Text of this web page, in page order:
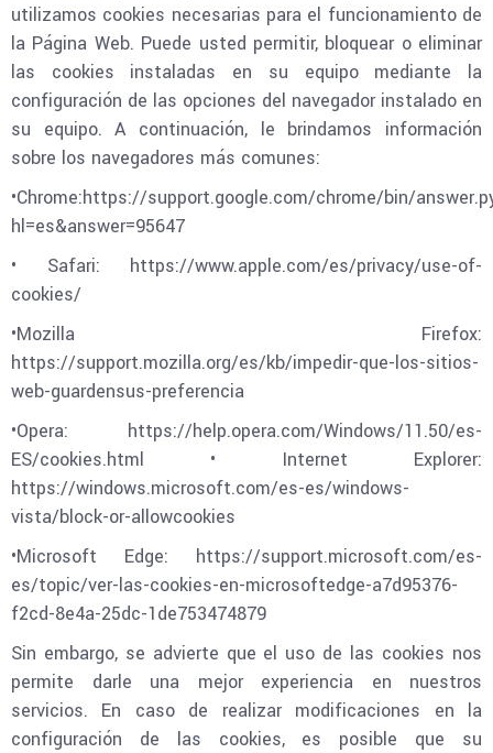
utilizamos cookies necesarias para el funcionamiento de
la Página Web. Puede usted permitir, bloquear o eliminar
las cookies instaladas en su equipo mediante la
configuración de las opciones del navegador instalado en
su equipo. A continuación, le brindamos información
sobre los navegadores más comunes:
•Chrome:https://support.google.com/chrome/bin/
hl=es&answer=95647
• Safari: https://www.apple.com/es/privacy/use-of-
cookies/
•Mozilla Firefox:
https://support.mozilla.org/es/kb/impedir-que-los-sitios-
web-guardensus-preferencia
•Opera: https://help.opera.com/Windows/11.50/es-
ES/cookies.html • Internet Explorer:
https://windows.microsoft.com/es-es/windows-
vista/block-or-allowcookies
•Microsoft Edge: https://support.microsoft.com/es-
es/topic/ver-las-cookies-en-microsoftedge-a7d95376-
f2cd-8e4a-25dc-1de753474879
Sin embargo, se advierte que el uso de las cookies nos
permite darle una mejor experiencia en nuestros
servicios. En caso de realizar modificaciones en la
configuración de las cookies, es posible que su